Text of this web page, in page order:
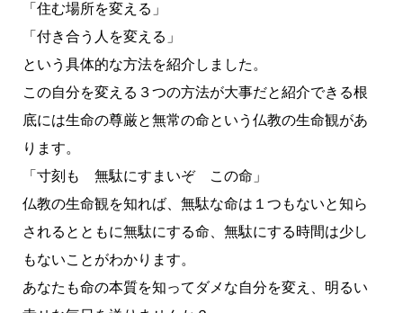
「住む場所を変える」
「付き合う人を変える」
という具体的な方法を紹介しました。
この自分を変える３つの方法が大事だと紹介できる根
底には生命の尊厳と無常の命という仏教の生命観があ
ります。
「寸刻も 無駄にすまいぞ この命」
仏教の生命観を知れば、無駄な命は１つもないと知ら
されるとともに無駄にする命、無駄にする時間は少し
もないことがわかります。
あなたも命の本質を知ってダメな自分を変え、明るい